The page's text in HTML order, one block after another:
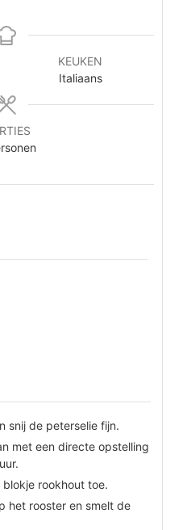
KEUKEN
Italiaans
snij de peterselie fijn.
met een directe opstelling
rookhout toe.
het rooster en smelt de